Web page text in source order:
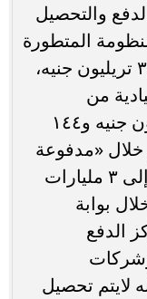
والتحصيل
المتطورة
خلال الـ ٣٤ شهرًا الماضية نحو ٣,٧ تريليون جنيه،
من
الضرائب والجمارك حوالى تريليون جنيه و١٤٤
خلال «مدفوعة
المواطن» ٨٦ مليار جنيه، إضافة إلى ٣ مليارات
بوابة
الدفع
لايتم تحصيل